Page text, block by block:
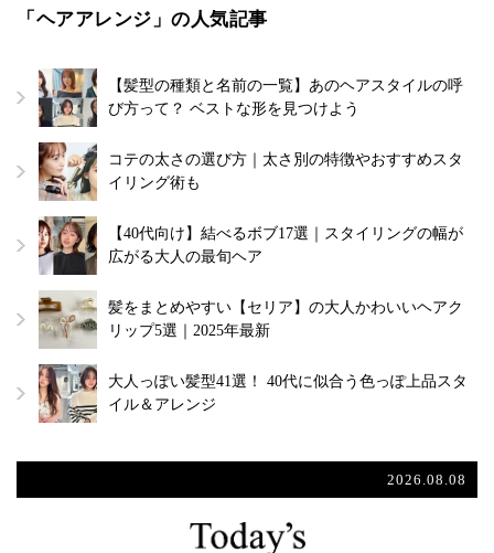
「ヘアアレンジ」の人気記事
【髪型の種類と名前の一覧】あのヘアスタイルの呼
び方って？ ベストな形を見つけよう
コテの太さの選び方｜太さ別の特徴やおすすめスタ
イリング術も
【40代向け】結べるボブ17選｜スタイリングの幅が
広がる大人の最旬ヘア
髪をまとめやすい【セリア】の大人かわいいヘアク
リップ5選｜2025年最新
大人っぽい髪型41選！ 40代に似合う色っぽ上品スタ
イル＆アレンジ
2026.08.08